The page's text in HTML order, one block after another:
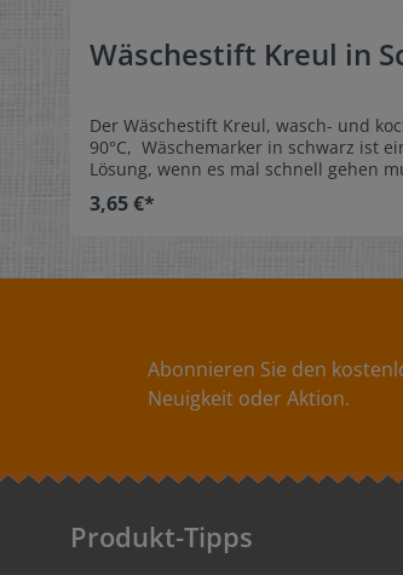
Wäschestift Kreul in
Der Wäschestift Kreul, wasch- und kochfest bis
90°C, Wäschemarker in schwarz ist
Lösung, wenn es mal schnell gehen
Webetiketten oder einzelner
unserem kochfesten
1mm- formstabile Spitze-
toluolfrei- NICHT geeignet für
3,65 €*
Abonnieren Sie den
Neuigkeit oder Aktion.
Produkt-Tipps